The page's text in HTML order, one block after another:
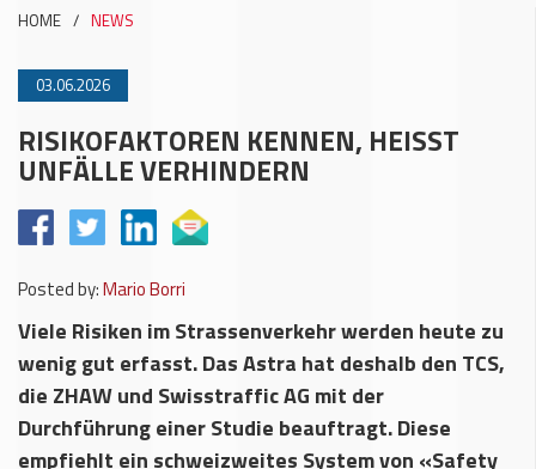
HOME / NEWS
03.06.2026
RISIKOFAKTOREN KENNEN, HEISST
UNFÄLLE VERHINDERN
Posted by:Mario Borri
Viele Risiken im Strassenverkehr werden heute zu
wenig gut erfasst. Das Astra hat deshalb den TCS,
die ZHAW und Swisstraffic AG mit der
Durchführung einer Studie beauftragt. Diese
empfiehlt ein schweizweites System von «Safety